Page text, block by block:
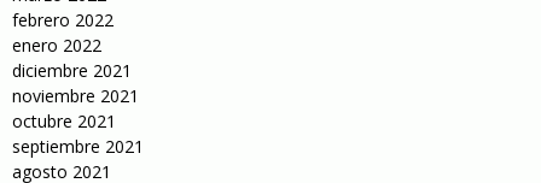
febrero 2022
enero 2022
diciembre 2021
noviembre 2021
octubre 2021
septiembre 2021
agosto 2021